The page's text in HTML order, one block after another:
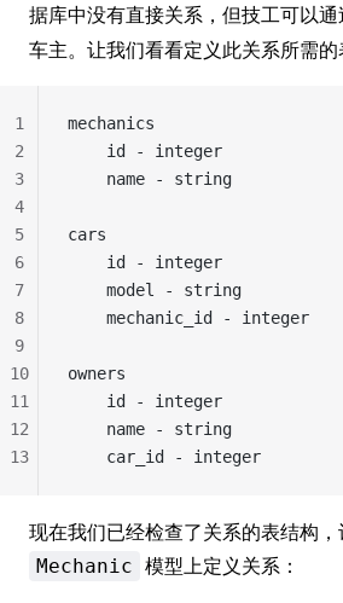
据库中没有直接关系，但技工可以通
车主。让我们看看定义此关系所需的
mechanics
    id - integer
    name - string
cars
    id - integer
    model - string
    mechanic_id - integer
owners
    id - integer
    name - string
    car_id - integer
1
2
3
4
5
6
7
8
9
10
11
12
13
现在我们已经检查了关系的表结构
Mechanic 模型上定义关系：